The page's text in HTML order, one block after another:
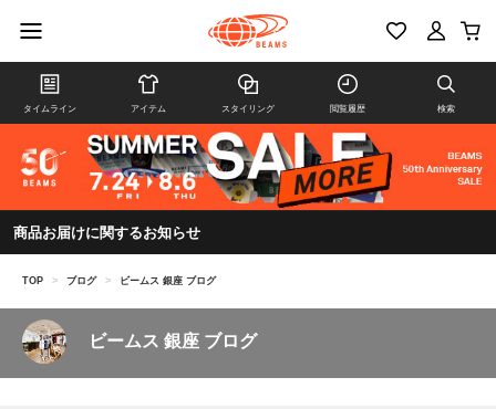
タイムライン アイテム スタイリング 閲覧履歴 検索
商品お届けに関するお知らせ
TOP > ブログ > ビームス 銀座 ブログ
ビームス 銀座 ブログ